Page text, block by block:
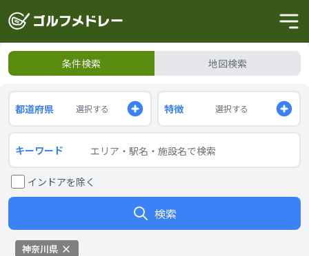
条件検索 地図検索
都道府県 選択する 特徴 選択する
キーワード
インドアを除く
検索
神奈川県